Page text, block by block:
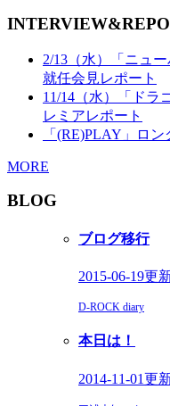
2/13（水）「ニュ
就任会見レポート
11/14（水）「ドラ
レミアレポート
「(RE)PLAY」ロ
MORE
BLOG
ブログ移行
2015-06-19更
D-ROCK diary
本日は！
2014-11-01更